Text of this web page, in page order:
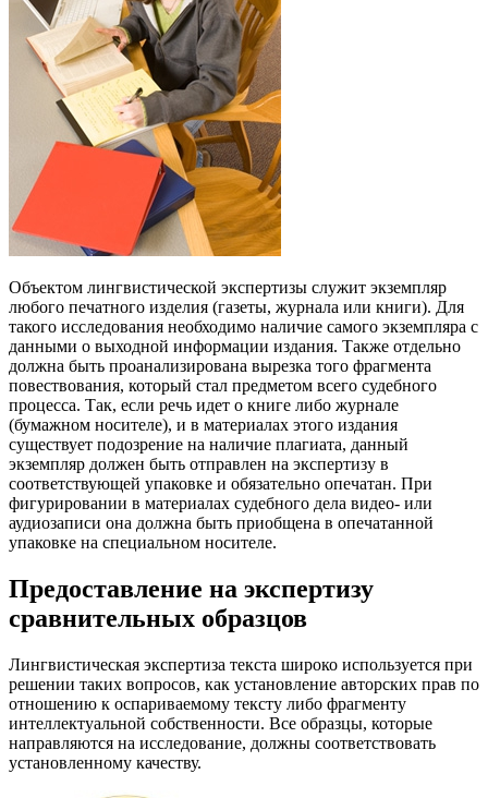
Объектом лингвистической экспертизы служит экземпляр
любого печатного изделия (газеты, журнала или книги). Для
такого исследования необходимо наличие самого экземпляра с
данными о выходной информации издания. Также отдельно
должна быть проанализирована вырезка того фрагмента
повествования, который стал предметом всего судебного
процесса. Так, если речь идет о книге либо журнале
(бумажном носителе), и в материалах этого издания
существует подозрение на наличие плагиата, данный
экземпляр должен быть отправлен на экспертизу в
соответствующей упаковке и обязательно опечатан. При
фигурировании в материалах судебного дела видео- или
аудиозаписи она должна быть приобщена в опечатанной
упаковке на специальном носителе.
Предоставление на экспертизу
сравнительных образцов
Лингвистическая экспертиза текста широко используется при
решении таких вопросов, как установление авторских прав по
отношению к оспариваемому тексту либо фрагменту
интеллектуальной собственности. Все образцы, которые
направляются на исследование, должны соответствовать
установленному качеству.